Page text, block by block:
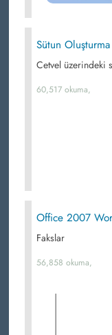
Sütun Oluşturma
Cetvel üzerindeki
60,517 okuma,
Office 2007
Fakslar
56,858 okuma,